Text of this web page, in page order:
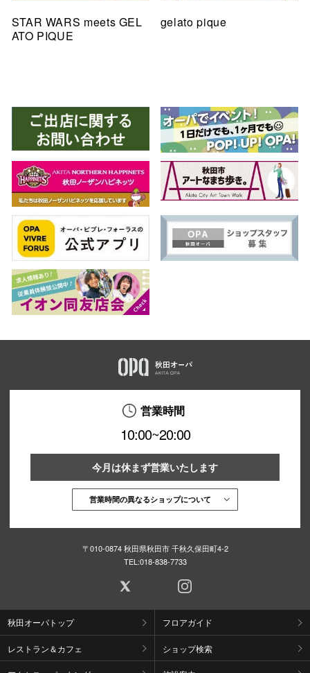
STAR WARS meets GEL
ATO PIQUE
gelato pique
営業時間
10:00~20:00
今月は休まず営業いたします
営業時間の異なるショップについて
〒010-0874 秋田県秋田市 千秋久保田町4-2
TEL:018-838-7733
秋田オーパトップ フロアガイド
レストラン＆カフェ ショップ検索